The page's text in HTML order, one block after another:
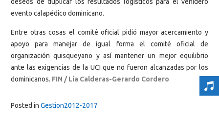
evento calapédico dominicano.
Entre otras cosas el comité oficial pidió mayor acercamiento y
apoyo para manejar de igual forma el comité oficial de
organización quisqueyano y así mantener un mejor equilibrio
ante las exigencias de la UCI que no fueron alcanzadas por los
dominicanos. FIN / Lía Calderas-Gerardo Cordero
Posted in Gestion2012-2017